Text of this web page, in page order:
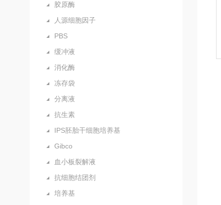
胶原酶
人源细胞因子
PBS
缓冲液
消化酶
冻存袋
分离液
抗生素
IPS胚胎干细胞培养基
Gibco
血小板裂解液
抗细胞结团剂
培养基